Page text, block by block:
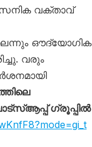
വക്താവ്
ഔദ്യോഗിക
വരും
ഗ്രൂപ്പിൽ